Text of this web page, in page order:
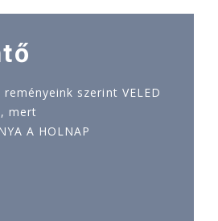
reményeink szerint VELED
mert
A HOLNAP